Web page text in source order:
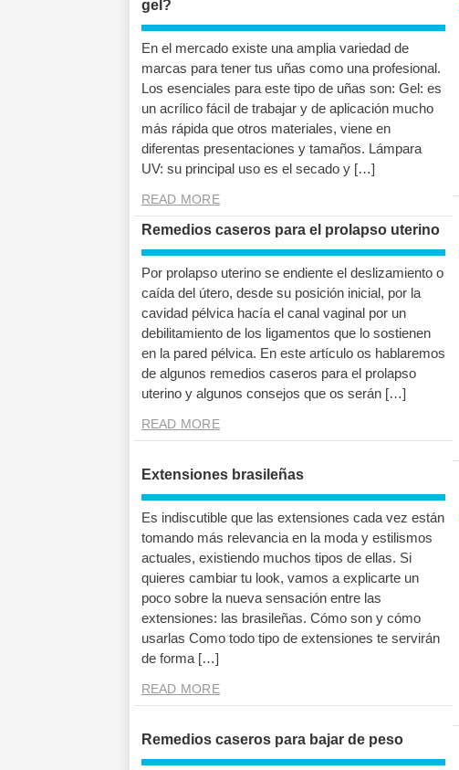
gel?
En el mercado existe una amplia variedad de
marcas para tener tus uñas como una profesional.
Los esenciales para este tipo de uñas son: Gel: es
un acrílico fácil de trabajar y de aplicación mucho
más rápida que otros materiales, viene en
diferentas presentaciones y tamaños. Lámpara
UV: su principal uso es el secado y […]
READ MORE
Remedios caseros para el prolapso uterino
Por prolapso uterino se endiente el deslizamiento o
caída del útero, desde su posición inicial, por la
cavidad pélvica hacía el canal vaginal por un
debilitamiento de los ligamentos que lo sostienen
en la pared pélvica. En este artículo os hablaremos
de algunos remedios caseros para el prolapso
uterino y algunos consejos que os serán […]
READ MORE
Extensiones brasileñas
Es indiscutible que las extensiones cada vez están
tomando más relevancia en la moda y estilismos
actuales, existiendo muchos tipos de ellas. Si
quieres cambiar tu look, vamos a explicarte un
poco sobre la nueva sensación entre las
extensiones: las brasileñas. Cómo son y cómo
usarlas Como todo tipo de extensiones te servirán
de forma […]
READ MORE
Remedios caseros para bajar de peso